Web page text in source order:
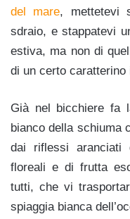
del mare, mettetevi
sdraio, e stappatevi
estiva, ma non di
di un certo
Già nel bicchiere fa
bianco della schiuma
dai riflessi
floreali e di frutta
tutti, che vi
spiaggia bianca